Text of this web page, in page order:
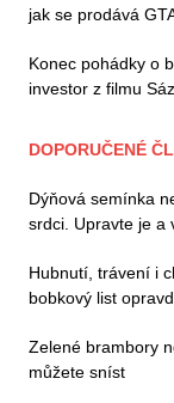
jak se prodává
Konec pohádky o
investor z filmu
DOPORUČENÉ
Dýňová semínka
srdci. Upravte je a
Hubnutí, trávení i
bobkový list
Zelené brambory
můžete sníst